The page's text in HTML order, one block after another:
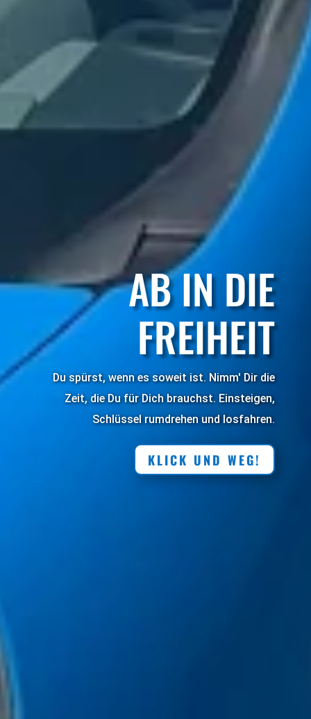
AB IN DIE
FREIHEIT
Du spürst, wenn es soweit ist. Nimm' Dir die
Zeit, die Du für Dich brauchst. Einsteigen,
Schlüssel rumdrehen und losfahren.
KLICK UND WEG!